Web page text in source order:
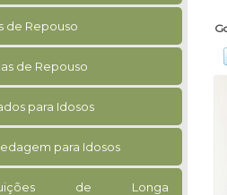
de Repouso
de Repouso
para Idosos
para Idosos
de Longa